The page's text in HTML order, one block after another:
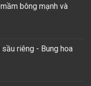
bông mạnh và
riêng - Bung hoa